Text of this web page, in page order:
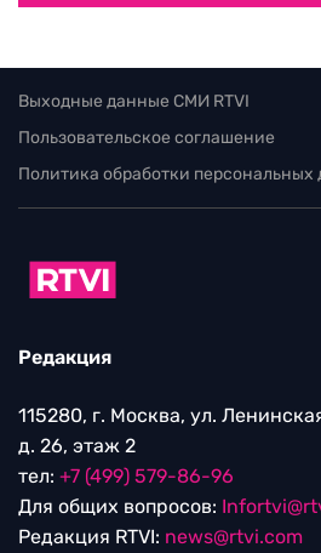
Выходные данные СМИ RTVI
Пользовательское соглашение
Политика обработки персональных
Редакция
115280, г. Москва, ул.
д. 26, этаж 2
тел: +7 (499) 579-86-96
Для общих вопросов:
Редакция RTVI: news@rtvi.com